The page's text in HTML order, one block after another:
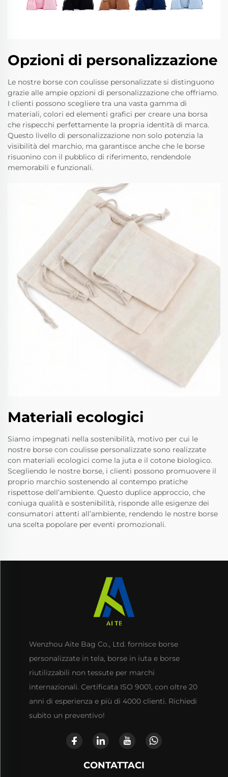
Opzioni di personalizzazione
Le nostre borse con coulisse personalizzate si distinguono
grazie alle ampie opzioni di personalizzazione che offriamo.
I clienti possono scegliere tra una vasta gamma di
materiali, colori ed elementi grafici per creare una borsa
che rispecchi perfettamente la propria identità di marca.
Questo livello di personalizzazione non solo potenzia la
visibilità del marchio, ma garantisce anche che le borse
risuonino con il pubblico di riferimento, rendendole
memorabili e funzionali.
Materiali ecologici
Siamo impegnati nella sostenibilità, motivo per cui le
nostre borse con coulisse personalizzate sono realizzate
con materiali ecologici come la juta e il cotone biologico.
Scegliendo le nostre borse, i clienti possono promuovere il
proprio marchio sostenendo al contempo pratiche
rispettose dell’ambiente. Questo duplice approccio, che
coniuga qualità e sostenibilità, risponde alle esigenze dei
consumatori attenti all’ambiente, rendendo le nostre borse
una scelta popolare per eventi promozionali.
Wenzhou Aite Bag Co., Ltd. fornisce borse
personalizzate in tela, borse in iuta e borse
riutilizzabili non tessute per marchi
internazionali. Certificata ISO 9001, con oltre 20
anni di esperienza e più di 4000 clienti. Richiedi
subito un preventivo!
CONTATTACI